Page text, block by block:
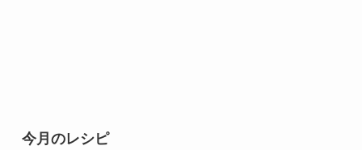
今月のレシピ